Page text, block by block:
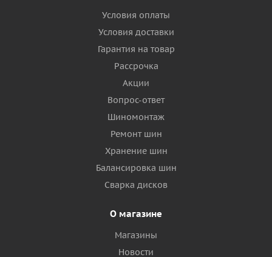
Условия оплаты
Условия доставки
Гарантия на товар
Рассрочка
Акции
Вопрос-ответ
Шиномонтаж
Ремонт шин
Хранение шин
Балансировка шин
Сварка дисков
О магазине
Магазины
Новости